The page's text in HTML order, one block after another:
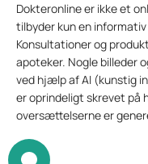
Dokteronline er ikke et
tilbyder kun en
Konsultationer og
apoteker. Nogle billeder
ved hjælp af AI (kunstig
er oprindeligt skrevet på
oversættelserne er